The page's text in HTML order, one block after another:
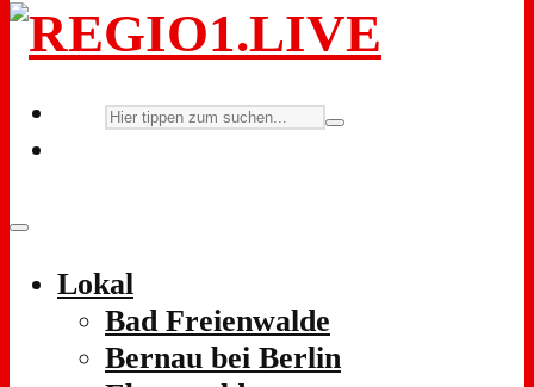
Lokal
Bad Freienwalde
Bernau bei Berlin